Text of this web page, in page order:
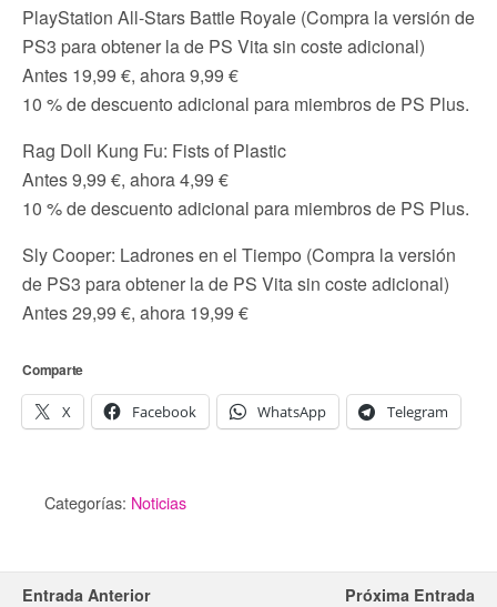
PlayStation All-Stars Battle Royale (Compra la versión de
PS3 para obtener la de PS Vita sin coste adicional)
Antes 19,99 €, ahora 9,99 €
10 % de descuento adicional para miembros de PS Plus.
Rag Doll Kung Fu: Fists of Plastic
Antes 9,99 €, ahora 4,99 €
10 % de descuento adicional para miembros de PS Plus.
Sly Cooper: Ladrones en el Tiempo (Compra la versión
de PS3 para obtener la de PS Vita sin coste adicional)
Antes 29,99 €, ahora 19,99 €
Comparte
X Facebook WhatsApp Telegram
Categorías: Noticias
Entrada Anterior Próxima Entrada